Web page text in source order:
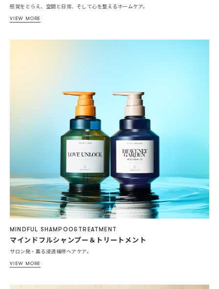
感覚をとらえ、空間と日常、そして心を整えるホームケア。
VIEW MORE
MINDFUL SHAMPOO&TREATMENT
マインドフルシャンプー＆トリートメント
サロン発・薫る浸透補修ヘアケア。
VIEW MORE